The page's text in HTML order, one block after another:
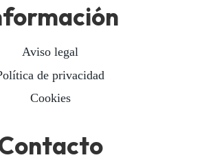
Aviso legal
de privacidad
Cookies